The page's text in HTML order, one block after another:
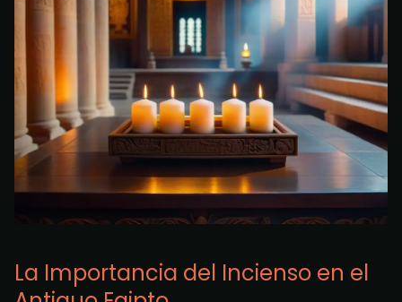
La Importancia del Incienso en el